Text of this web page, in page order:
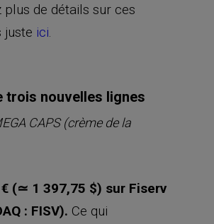
plus de détails sur ces
juste ici
trois nouvelles lignes
CAPS (crème de la
(≃ 1 397,75 $) sur Fiserv
: FISV). Ce qui